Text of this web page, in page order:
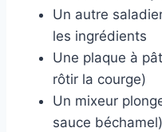
Un autre
les ingrédients
Une plaque à
rôtir la courge)
Un mixeur
sauce béchamel)